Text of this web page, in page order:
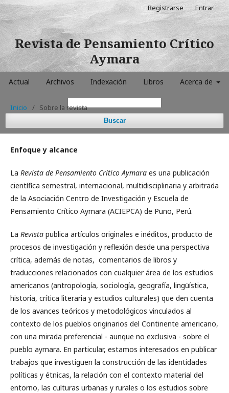
Revista de Pensamiento Crítico
Aymara
Actual Archivos Indexación Libros Acerca de
Buscar
Registrarse Entrar
Inicio / Sobre la revista
Enfoque y alcance
La Revista de Pensamiento Crítico Aymara es una publicación
científica semestral, internacional, multidisciplinaria y arbitrada
de la Asociación Centro de Investigación y Escuela de
Pensamiento Crítico Aymara (ACIEPCA) de Puno, Perú.
La Revista publica artículos originales e inéditos, producto de
procesos de investigación y reflexión desde una perspectiva
crítica, además de notas, comentarios de libros y
traducciones relacionados con cualquier área de los estudios
americanos (antropología, sociología, geografía, lingüística,
historia, crítica literaria y estudios culturales) que den cuenta
de los avances teóricos y metodológicos vinculados al
contexto de los pueblos originarios del Continente americano,
con una mirada preferencial - aunque no exclusiva - sobre el
pueblo aymara. En particular, estamos interesados en publicar
trabajos que investiguen la construcción de las identidades
políticas y étnicas, la relación con el contexto material del
entorno, las culturas urbanas y rurales o los estudios sobre